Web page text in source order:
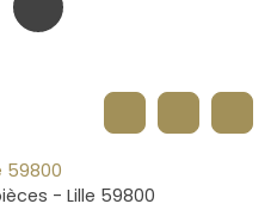
59800
- Lille 59800